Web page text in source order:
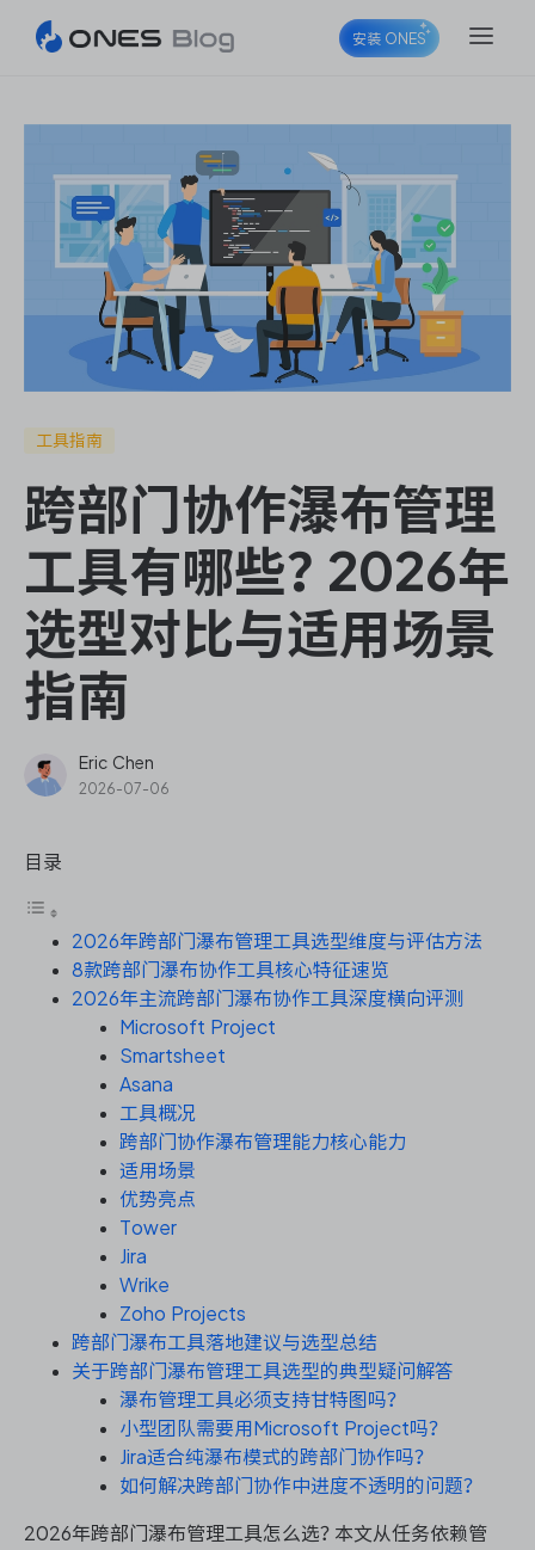
ONES Project
ONES Wiki
ONES Desk
ONES Assistant
敏捷研发管理
企业知识库管理
研发效能管理
DevOps
资源和工时管理
服务台和工单管理
IPD 研发管理
ASPICE 研发管理
安装 ONES
工具指南
跨部门协作瀑布管理
工具有哪些？2026年
选型对比与适用场景
指南
Eric Chen
2026-07-06
目录
2026年跨部门瀑布管理工具选型维度与评估方法
8款跨部门瀑布协作工具核心特征速览
2026年主流跨部门瀑布协作工具深度横向评测
Microsoft Project
Smartsheet
Asana
工具概况
跨部门协作瀑布管理能力核心能力
适用场景
优势亮点
Tower
Jira
Wrike
Zoho Projects
跨部门瀑布工具落地建议与选型总结
关于跨部门瀑布管理工具选型的典型疑问解答
瀑布管理工具必须支持甘特图吗？
小型团队需要用Microsoft Project吗？
Jira适合纯瀑布模式的跨部门协作吗？
如何解决跨部门协作中进度不透明的问题？
2026年跨部门瀑布管理工具怎么选？本文从任务依赖管